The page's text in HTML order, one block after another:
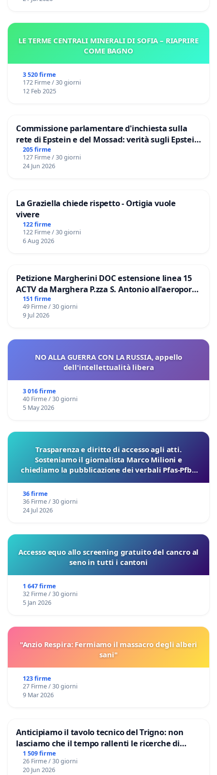
LE TERME CENTRALI MINERALI DI SOFIA – RIAPRIRE
COME BAGNO
3 520 firme
172 Firme / 30 giorni
12 Feb 2025
Commissione parlamentare d'inchiesta sulla
rete di Epstein e del Mossad: verità sugli Epstein
Files
205 firme
127 Firme / 30 giorni
24 Jun 2026
La Graziella chiede rispetto - Ortigia vuole
vivere
122 firme
122 Firme / 30 giorni
6 Aug 2026
Petizione Margherini DOC estensione linea 15
ACTV da Marghera P.zza S. Antonio all'aeroporto
Marco Polo tariffa a € 1,50
151 firme
49 Firme / 30 giorni
9 Jul 2026
NO ALLA GUERRA CON LA RUSSIA, appello
dell'intellettualità libera
3 016 firme
40 Firme / 30 giorni
5 May 2026
Trasparenza e diritto di accesso agli atti.
Sosteniamo il giornalista Marco Milioni e
chiediamo la pubblicazione dei verbali Pfas-Pfba
36 firme
36 Firme / 30 giorni
24 Jul 2026
Accesso equo allo screening gratuito del cancro al
seno in tutti i cantoni
1 647 firme
32 Firme / 30 giorni
5 Jan 2026
"Anzio Respira: Fermiamo il massacro degli alberi
sani"
123 firme
27 Firme / 30 giorni
9 Mar 2026
Anticipiamo il tavolo tecnico del Trigno: non
lasciamo che il tempo rallenti le ricerche di
Domenico Racanati
1 509 firme
26 Firme / 30 giorni
20 Jun 2026